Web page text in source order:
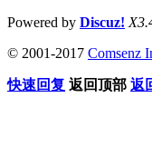
Powered by Discuz!
© 2001-2017 Comsenz
快速回复 返回顶部 返